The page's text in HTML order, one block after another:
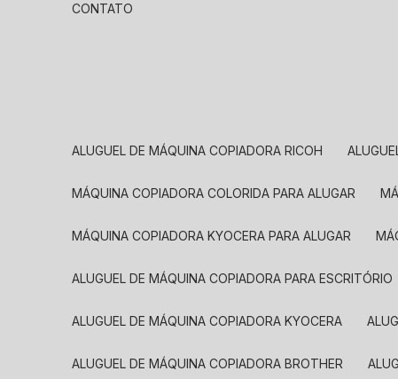
CONTATO
ALUGUEL DE MÁQUINA COPIADORA RICOH
MÁQUINA COPIADORA COLORIDA PARA ALUGAR
MÁQUINA COPIADORA KYOCERA PARA ALUGAR
ALUGUEL DE MÁQUINA COPIADORA PARA ESCRITÓRIO
ALUGUEL DE MÁQUINA COPIADORA KYOCERA
ALUGUEL DE MÁQUINA COPIADORA BROTHER